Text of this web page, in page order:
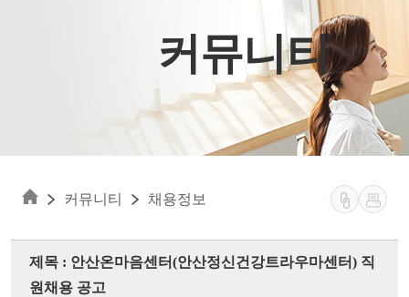
커뮤니티
커뮤니티 채용정보
제목 : 안산온마음센터(안산정신건강트라우마센터) 직
원채용 공고